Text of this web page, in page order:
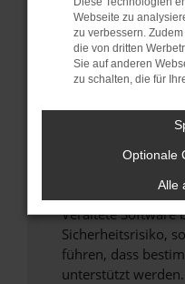
verhindern.
anderen Browser
Fenster?
Starte dein
Das kann
Probleme zu
Stelle sicher,
Veraltete Software
Sicherheitsrisiko,
führen, dass
unterstützt werden.
Webseite zu
zu verbessern.
die von dritten
Sie auf anderen
zu schalten, die für
Optionale
Alle